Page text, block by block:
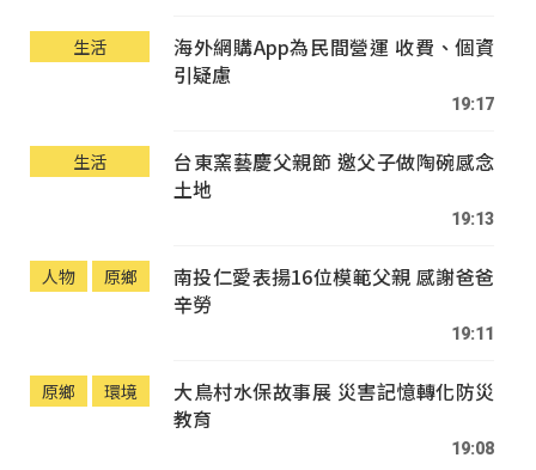
生活
海外網購App為民間營運 收費、個資
引疑慮
19:17
生活
台東窯藝慶父親節 邀父子做陶碗感念
土地
19:13
人物 原鄉
南投仁愛表揚16位模範父親 感謝爸爸
辛勞
19:11
原鄉 環境
大鳥村水保故事展 災害記憶轉化防災
教育
19:08